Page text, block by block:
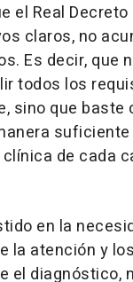
el Real
claros, no
Es decir, que
todos los
sino que baste
de cada
en la
la atención y
el diagnóstico,